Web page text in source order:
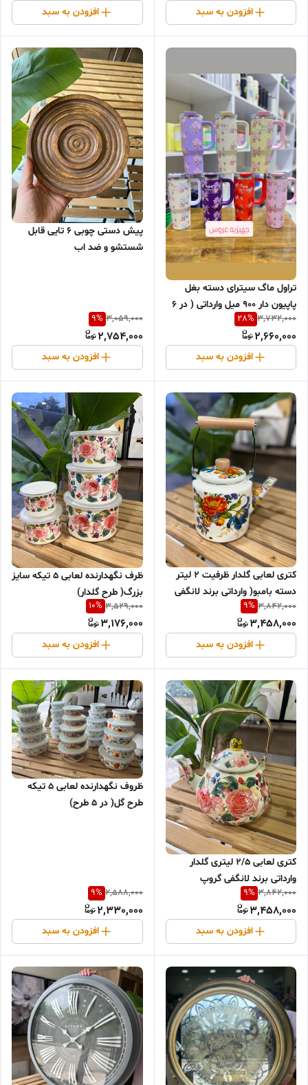
افزودن به سبد افزودن به سبد
تراول ماگ سیترای دسته بغل
پاپیون دار ۹۰۰ میل وارداتی ( در ۶
رنگ )
3,732,000
28%
2,660,000
افزودن به سبد
پیش دستی چوبی ۶ تایی قابل
شستشو و ضد اب
3,059,000
9%
2,754,000
افزودن به سبد
کتری لعابی گلدار ظرفیت ۲ لیتر
دسته بامبو( وارداتی برند لانگفی
گروپ)
3,842,000
9%
3,458,000
افزودن به سبد
ظرف نگهدارنده لعابی ۵ تیکه سایز
بزرگ( طرح گلدار)
3,529,000
10%
3,176,000
افزودن به سبد
كترى لعابى ۲/۵ لیتری گلدار
وارداتی برند لانگفی گروپ
3,842,000
9%
3,458,000
افزودن به سبد
ظروف نگهدارنده لعابی ۵ تیکه
طرح گل( در ۵ طرح)
2,588,000
9%
2,330,000
افزودن به سبد